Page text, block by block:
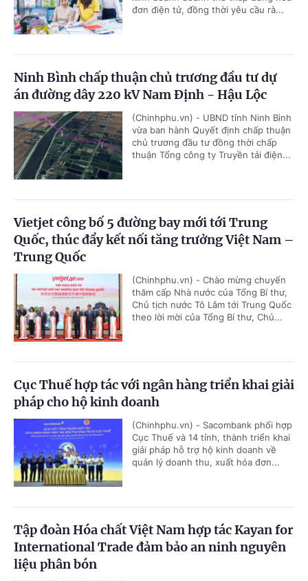
đơn điện tử, đồng thời yêu cầu rà...
Ninh Bình chấp thuận chủ trương đầu tư dự
án đường dây 220 kV Nam Định - Hậu Lộc
(Chinhphu.vn) - UBND tỉnh Ninh Bình
vừa ban hành Quyết định chấp thuận
chủ trương đầu tư đồng thời chấp
thuận Tổng công ty Truyền tải điện...
Vietjet công bố 5 đường bay mới tới Trung
Quốc, thúc đẩy kết nối tăng trưởng Việt Nam –
Trung Quốc
(Chinhphu.vn) - Chào mừng chuyến
thăm cấp Nhà nước của Tổng Bí thư,
Chủ tịch nước Tô Lâm tới Trung Quốc
theo lời mời của Tổng Bí thư, Chủ...
Cục Thuế hợp tác với ngân hàng triển khai giải
pháp cho hộ kinh doanh
(Chinhphu.vn) - Sacombank phối hợp
Cục Thuế và 14 tỉnh, thành triển khai
giải pháp hỗ trợ hộ kinh doanh về
quản lý doanh thu, xuất hóa đơn...
Tập đoàn Hóa chất Việt Nam hợp tác Kayan for
International Trade đảm bảo an ninh nguyên
liệu phân bón